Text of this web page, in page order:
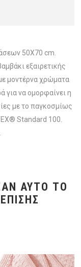
50Χ70 cm.
εξαιρετικής
μοντέρνα χρώματα
για να ομορφαίνει η
με το παγκοσμίως
Standard 100.
ΑΥΤΌ ΤΟ